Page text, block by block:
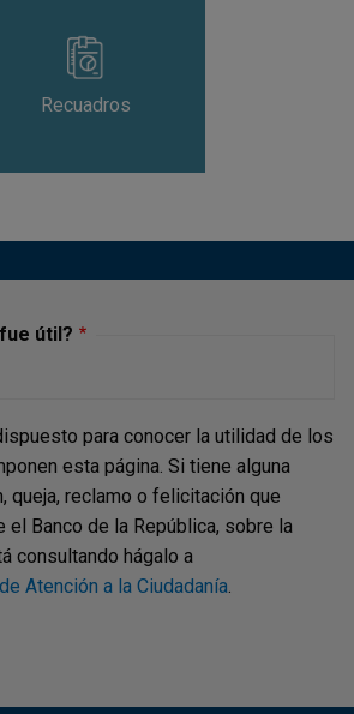
Recuadros
útil?
para conocer la utilidad de los
esta página. Si tiene alguna
queja, reclamo o felicitación que
el Banco de la República, sobre la
consultando hágalo a
Atención a la Ciudadanía.